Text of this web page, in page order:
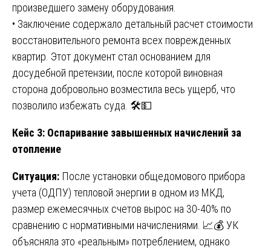
произведшего замену оборудования.
• Заключение содержало детальный расчет стоимости
восстановительного ремонта всех поврежденных
квартир. Этот документ стал основанием для
досудебной претензии, после которой виновная
сторона добровольно возместила весь ущерб, что
позволило избежать суда. 🛠️💵
Кейс 3: Оспаривание завышенных начислений за
отопление
Ситуация: После установки общедомового прибора
учета (ОДПУ) тепловой энергии в одном из МКД,
размер ежемесячных счетов вырос на 30-40% по
сравнению с нормативными начислениями. 📈💰 УК
объясняла это «реальным» потреблением, однако